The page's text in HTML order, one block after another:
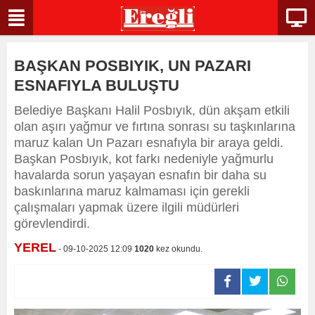
BAŞKAN POSBIYIK, UN PAZARI
ESNAFIYLA BULUŞTU
Belediye Başkanı Halil Posbıyık, dün akşam etkili
olan aşırı yağmur ve fırtına sonrası su taşkınlarına
maruz kalan Un Pazarı esnafıyla bir araya geldi.
Başkan Posbıyık, kot farkı nedeniyle yağmurlu
havalarda sorun yaşayan esnafın bir daha su
baskınlarına maruz kalmaması için gerekli
çalışmaları yapmak üzere ilgili müdürleri
görevlendirdi.
YEREL - 09-10-2025 12:09 1020 kez okundu.